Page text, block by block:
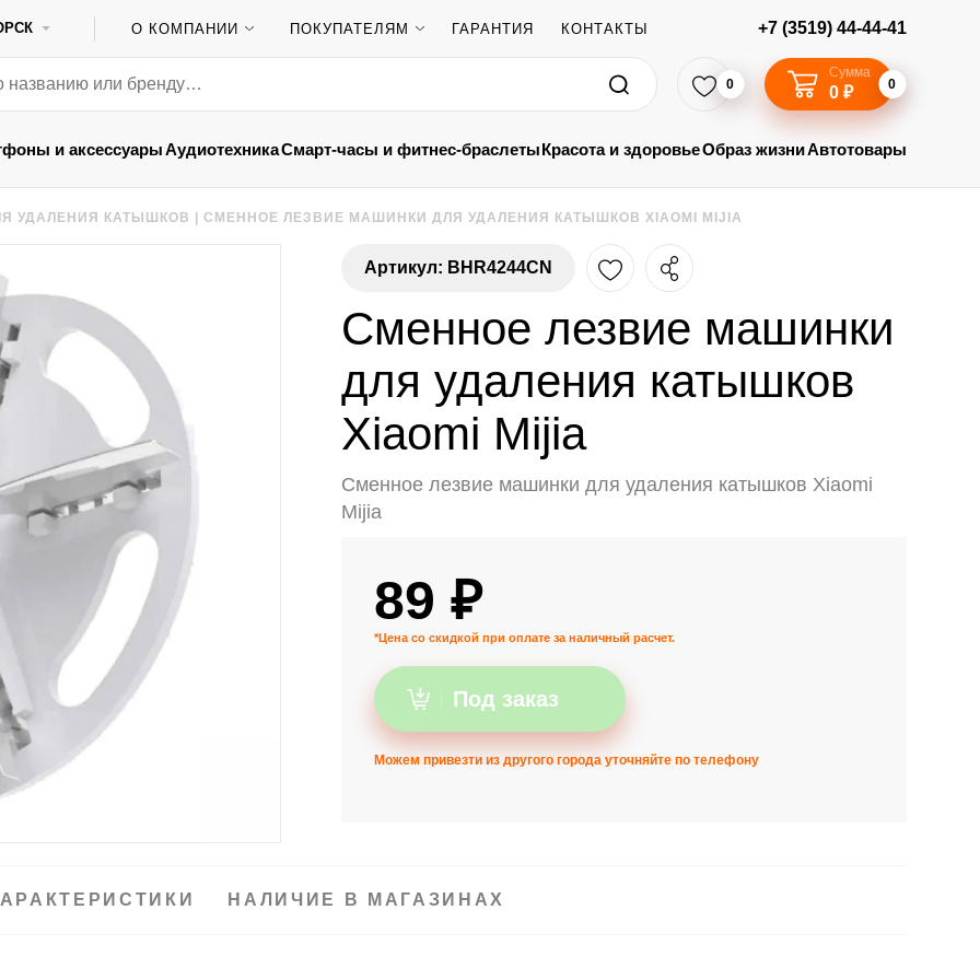
О КОМПАНИИ ПОКУПАТЕЛЯМ ГАРАНТИЯ КОНТАКТЫ +7 (3519) 44-44-41
0
Сумма
0 ₽ 0
и аксессуарыАудиотехникаСмарт-часы и фитнес-браслетыКрасота и здоровьеОбраз жизниАвтотовары
УДАЛЕНИЯ КАТЫШКОВ |СМЕННОЕ ЛЕЗВИЕ МАШИНКИ ДЛЯ УДАЛЕНИЯ КАТЫШКОВ XIAOMI MIJIA
Артикул: BHR4244CN
Сменное лезвие машинки
для удаления катышков
Xiaomi Mijia
Сменное лезвие машинки для удаления катышков Xiaomi
Mijia
89 ₽
*Цена со скидкой при оплате за наличный расчет.
Под заказ
Можем привезти из другого города уточняйте по телефону
НАЛИЧИЕ В МАГАЗИНАХ